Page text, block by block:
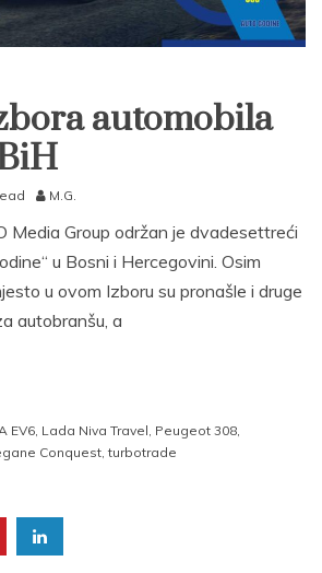
automobila
M.G.
Media Group održan je dvadesettreći
u Bosni i Hercegovini. Osim
u ovom Izboru su pronašle i druge
autobranšu, a
EV6, Lada Niva Travel, Peugeot 308,
Conquest,turbotrade